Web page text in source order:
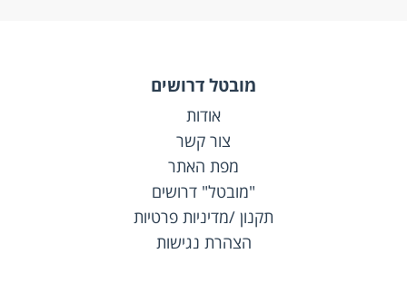
מובטל דרושים
אודות
צור קשר
מפת האתר
"מובטל" דרושים
תקנון /מדיניות פרטיות
הצהרת נגישות